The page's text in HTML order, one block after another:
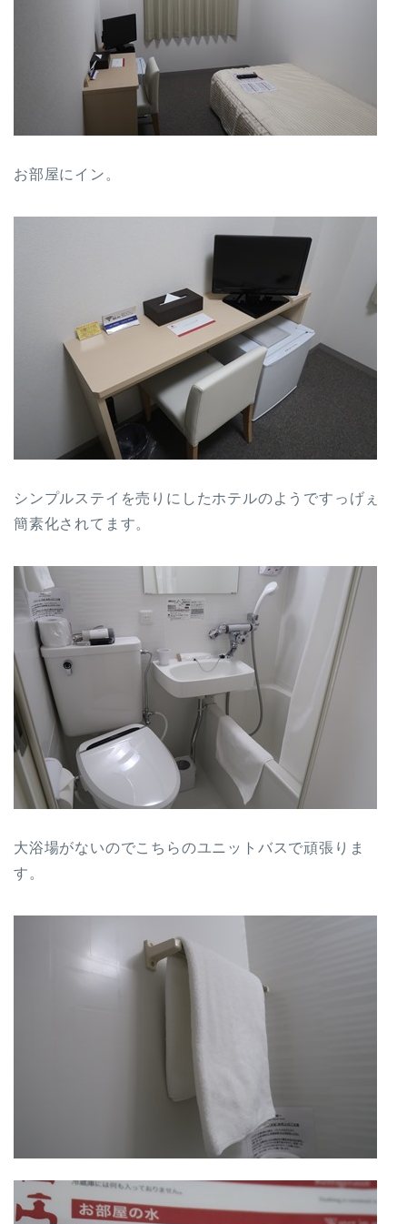
お部屋にイン。
シンプルステイを売りにしたホテルのようですっげぇ
簡素化されてます。
大浴場がないのでこちらのユニットバスで頑張りま
す。